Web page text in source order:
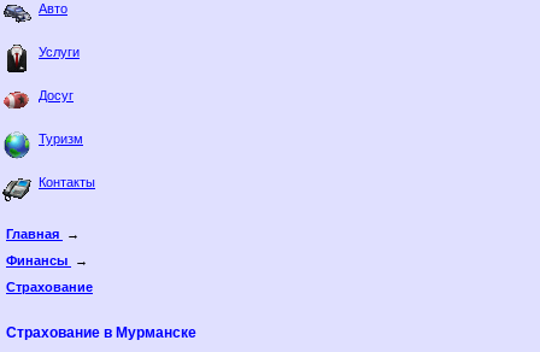
Авто
Услуги
Досуг
Туризм
Контакты
Главная
→
Финансы
→
Страхование
Страхование в Мурманске